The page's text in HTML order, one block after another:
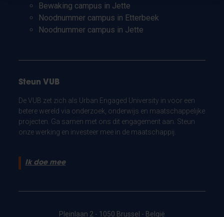
Bewaking campus in Jette
Noodnummer campus in Etterbeek
Noodnummer campus in Jette
Steun VUB
De VUB zet zich als Urban Engaged University in voor een
betere wereld via onderzoek, onderwijs en maatschappelijke
projecten. Ga samen met ons dit engagement aan. Steun
onze werking en investeer mee in de maatschappij.
Ik doe mee
Pleinlaan 2 - 1050 Brussel - België